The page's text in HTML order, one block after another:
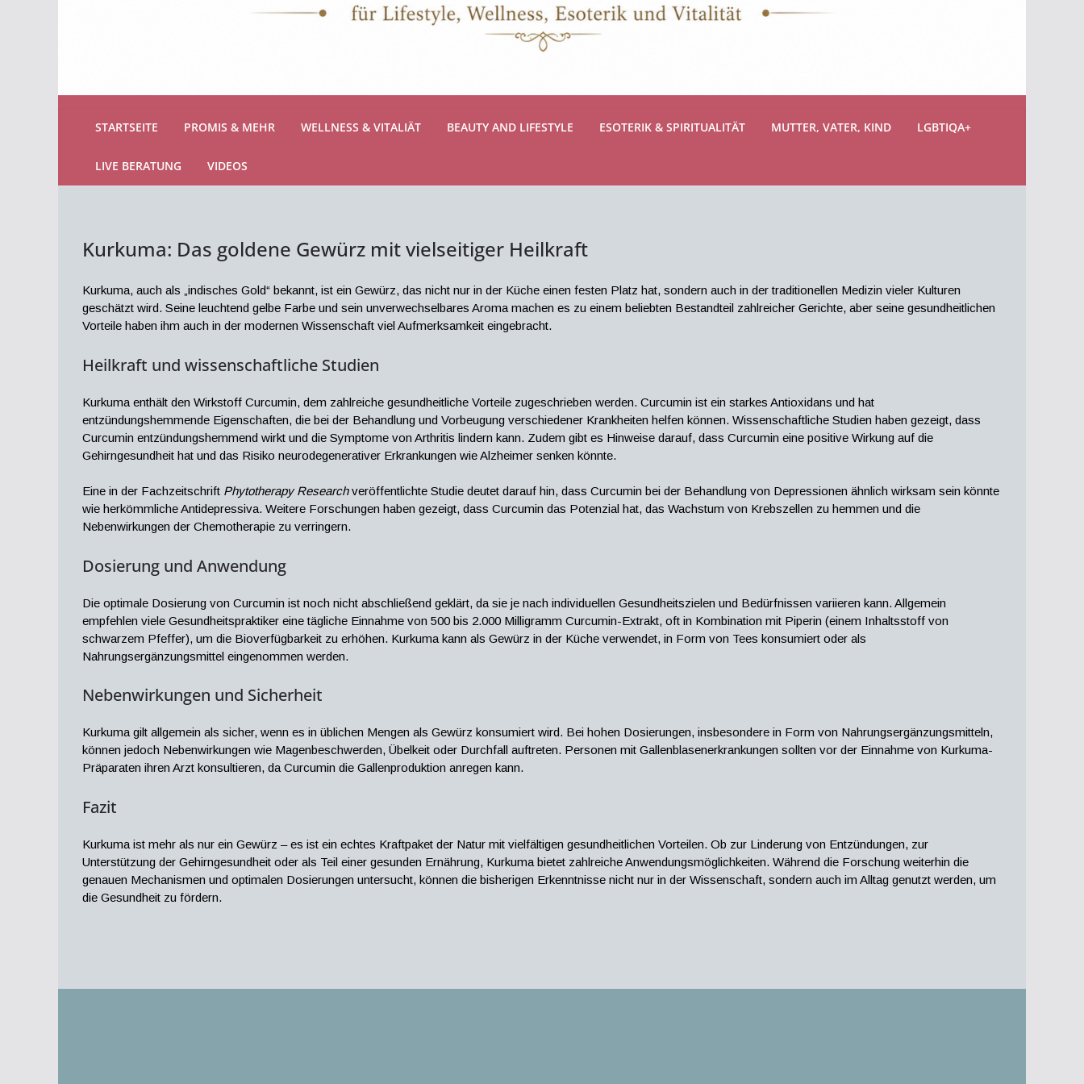
STARTSEITE PROMIS & MEHR WELLNESS & VITALIÄT BEAUTY AND LIFESTYLE ESOTERIK & SPIRITUALITÄT MUTTER, VATER, KIND LGBTIQA+
LIVE BERATUNG VIDEOS
Kurkuma: Das goldene Gewürz mit vielseitiger Heilkraft
Kurkuma, auch als „indisches Gold“ bekannt, ist ein Gewürz, das nicht nur in der Küche einen festen Platz hat, sondern auch in der traditionellen Medizin vieler Kulturen
geschätzt wird. Seine leuchtend gelbe Farbe und sein unverwechselbares Aroma machen es zu einem beliebten Bestandteil zahlreicher Gerichte, aber seine gesundheitlichen
Vorteile haben ihm auch in der modernen Wissenschaft viel Aufmerksamkeit eingebracht.
Heilkraft und wissenschaftliche Studien
Kurkuma enthält den Wirkstoff Curcumin, dem zahlreiche gesundheitliche Vorteile zugeschrieben werden. Curcumin ist ein starkes Antioxidans und hat
entzündungshemmende Eigenschaften, die bei der Behandlung und Vorbeugung verschiedener Krankheiten helfen können. Wissenschaftliche Studien haben gezeigt, dass
Curcumin entzündungshemmend wirkt und die Symptome von Arthritis lindern kann. Zudem gibt es Hinweise darauf, dass Curcumin eine positive Wirkung auf die
Gehirngesundheit hat und das Risiko neurodegenerativer Erkrankungen wie Alzheimer senken könnte.
Eine in der Fachzeitschrift Phytotherapy Researchveröffentlichte Studie deutet darauf hin, dass Curcumin bei der Behandlung von Depressionen ähnlich wirksam sein könnte
wie herkömmliche Antidepressiva. Weitere Forschungen haben gezeigt, dass Curcumin das Potenzial hat, das Wachstum von Krebszellen zu hemmen und die
Nebenwirkungen der Chemotherapie zu verringern.
Dosierung und Anwendung
Die optimale Dosierung von Curcumin ist noch nicht abschließend geklärt, da sie je nach individuellen Gesundheitszielen und Bedürfnissen variieren kann. Allgemein
empfehlen viele Gesundheitspraktiker eine tägliche Einnahme von 500 bis 2.000 Milligramm Curcumin-Extrakt, oft in Kombination mit Piperin (einem Inhaltsstoff von
schwarzem Pfeffer), um die Bioverfügbarkeit zu erhöhen. Kurkuma kann als Gewürz in der Küche verwendet, in Form von Tees konsumiert oder als
Nahrungsergänzungsmittel eingenommen werden.
Nebenwirkungen und Sicherheit
Kurkuma gilt allgemein als sicher, wenn es in üblichen Mengen als Gewürz konsumiert wird. Bei hohen Dosierungen, insbesondere in Form von Nahrungsergänzungsmitteln,
können jedoch Nebenwirkungen wie Magenbeschwerden, Übelkeit oder Durchfall auftreten. Personen mit Gallenblasenerkrankungen sollten vor der Einnahme von Kurkuma-
Präparaten ihren Arzt konsultieren, da Curcumin die Gallenproduktion anregen kann.
Fazit
Kurkuma ist mehr als nur ein Gewürz – es ist ein echtes Kraftpaket der Natur mit vielfältigen gesundheitlichen Vorteilen. Ob zur Linderung von Entzündungen, zur
Unterstützung der Gehirngesundheit oder als Teil einer gesunden Ernährung, Kurkuma bietet zahlreiche Anwendungsmöglichkeiten. Während die Forschung weiterhin die
genauen Mechanismen und optimalen Dosierungen untersucht, können die bisherigen Erkenntnisse nicht nur in der Wissenschaft, sondern auch im Alltag genutzt werden, um
die Gesundheit zu fördern.